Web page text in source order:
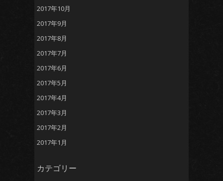
2017年10月
2017年9月
2017年8月
2017年7月
2017年6月
2017年5月
2017年4月
2017年3月
2017年2月
2017年1月
カテゴリー